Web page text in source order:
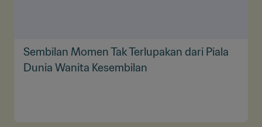
Sembilan Momen Tak Terlupakan dari Piala
Dunia Wanita Kesembilan